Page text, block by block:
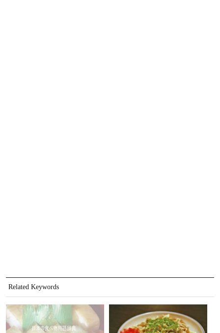
Related Keywords